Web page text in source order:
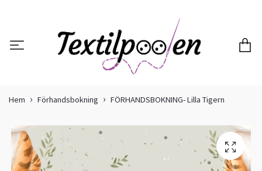
Hem Förhandsbokning FÖRHANDSBOKNING- Lilla Tigern